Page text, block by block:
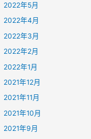
2022年5月
2022年4月
2022年3月
2022年2月
2022年1月
2021年12月
2021年11月
2021年10月
2021年9月